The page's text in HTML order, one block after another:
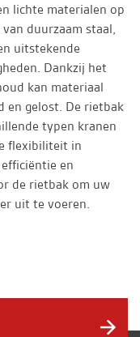
lichte materialen op
duurzaam staal,
uitstekende
Dankzij het
kan materiaal
en gelost. De rietbak
typen kranen
flexibiliteit in
en
de rietbak om uw
uit te voeren.